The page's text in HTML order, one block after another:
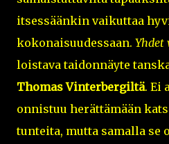
itsessäänkin vaikuttaa
kokonaisuudessaan. Yhdet
loistava taidonnäyte
Thomas Vinterbergiltä. Ei
onnistuu herättämään
tunteita, mutta samalla se